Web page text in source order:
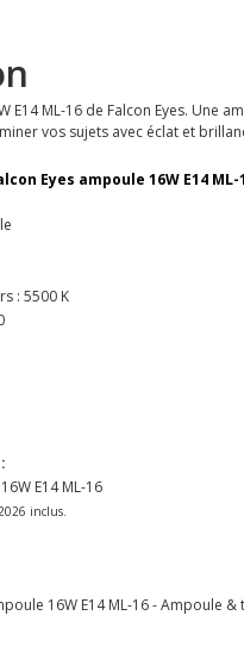
E14 ML-16 de Falcon Eyes. Une
vos sujets avec éclat et
Eyes ampoule 16W E14 ML-
: 5500 K
E14 ML-16
inclus.
16W E14 ML-16 - Ampoule